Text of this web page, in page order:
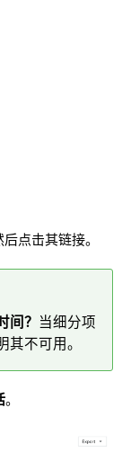
点击其链接。
间？ 当细分项
不可用。
。